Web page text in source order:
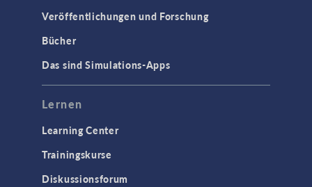
Veröffentlichungen und Forschung
Bücher
Das sind Simulations-Apps
Lernen
Learning Center
Trainingskurse
Diskussionsforum